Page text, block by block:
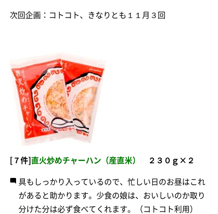
次回企画：コトコト、きなりとも１１月３回
[７件] 直火炒めチャーハン（産直米） ２３０ｇ×２
具もしっかり入っているので、忙しい日のお昼はこれ
があると助かります。少食の娘は、おいしいのか取り
分けた分は必ず食べてくれます。（コトコト利用）